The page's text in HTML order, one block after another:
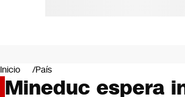
Negocios
Deportes
Inicio País
Mineduc espera